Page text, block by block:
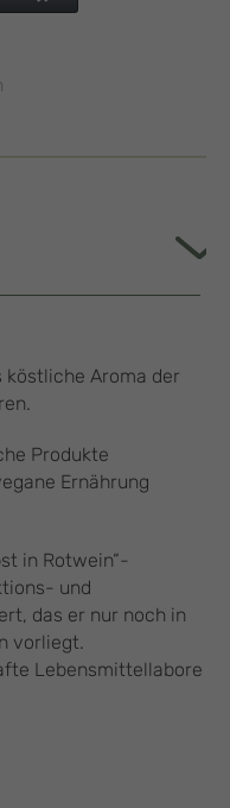
Aroma der
Produkte
Ernährung
in Rotwein“-
und
das er nur noch in
vorliegt.
Lebensmittellabore